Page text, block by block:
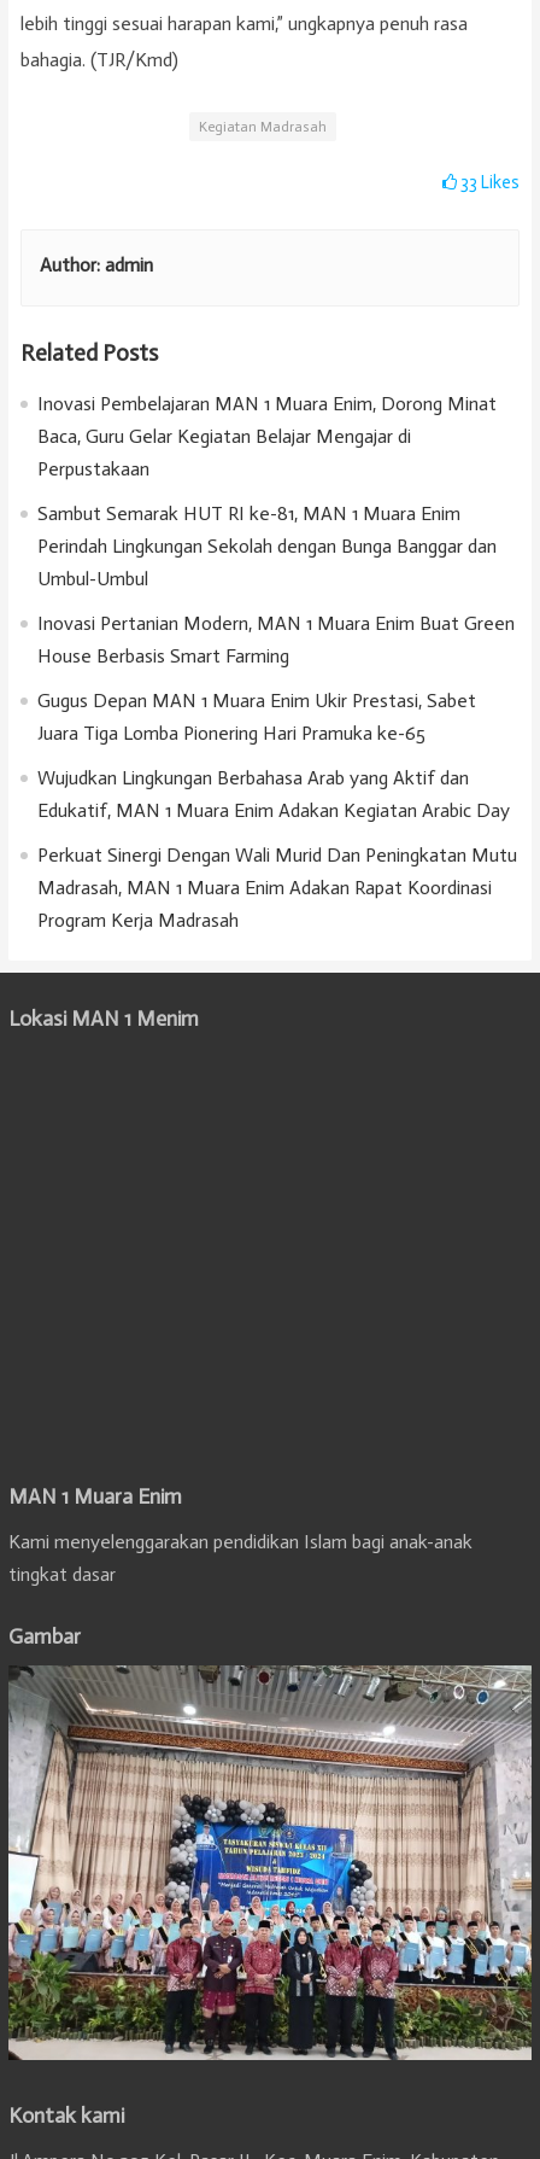
lebih tinggi sesuai harapan kami,” ungkapnya penuh rasa
bahagia. (TJR/Kmd)
Kegiatan Madrasah
33Likes
Author: admin
Related Posts
Inovasi Pembelajaran MAN 1 Muara Enim, Dorong Minat
Baca, Guru Gelar Kegiatan Belajar Mengajar di
Perpustakaan
Sambut Semarak HUT RI ke-81, MAN 1 Muara Enim
Perindah Lingkungan Sekolah dengan Bunga Banggar dan
Umbul-Umbul
Inovasi Pertanian Modern, MAN 1 Muara Enim Buat Green
House Berbasis Smart Farming
Gugus Depan MAN 1 Muara Enim Ukir Prestasi, Sabet
Juara Tiga Lomba Pionering Hari Pramuka ke-65
Wujudkan Lingkungan Berbahasa Arab yang Aktif dan
Edukatif, MAN 1 Muara Enim Adakan Kegiatan Arabic Day
Perkuat Sinergi Dengan Wali Murid Dan Peningkatan Mutu
Madrasah, MAN 1 Muara Enim Adakan Rapat Koordinasi
Program Kerja Madrasah
Lokasi MAN 1 Menim
MAN 1 Muara Enim
Kami menyelenggarakan pendidikan Islam bagi anak-anak
tingkat dasar
Gambar
Kontak kami